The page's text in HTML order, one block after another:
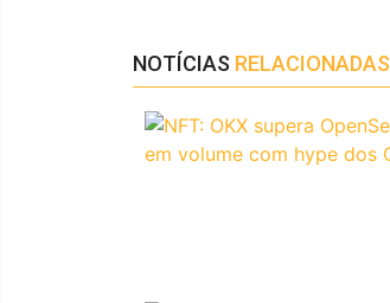
NOTÍCIAS RELACIONADAS